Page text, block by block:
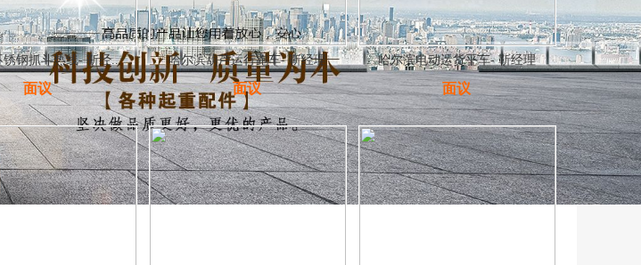
锈钢抓斗热线- 靳经...
面议
哈尔滨葫芦运行跑车- 靳经理
面议
哈尔滨电动运货平车- 靳经理
面议